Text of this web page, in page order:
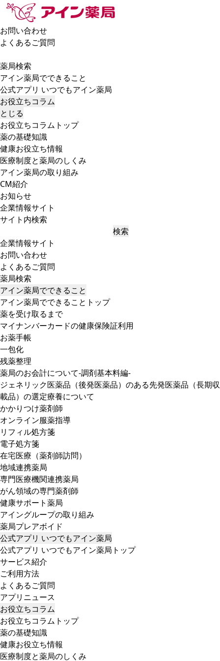
お問い合わせ
よくあるご質問
薬局検索
アイン薬局でできること
公式アプリ いつでもアイン薬局
お役立ちコラム
とじる
お役立ちコラムトップ
薬の基礎知識
健康お役立ち情報
医療制度と薬局のしくみ
アイン薬局の取り組み
CM紹介
お知らせ
企業情報サイト
サイト内検索
検索
企業情報サイト
お問い合わせ
よくあるご質問
薬局検索
アイン薬局でできること
アイン薬局でできることトップ
薬を受け取るまで
マイナンバーカードの健康保険証利用
お薬手帳
一包化
残薬整理
薬局のお会計について-調剤基本料編-
ジェネリック医薬品（後発医薬品）のある先発医薬品（長期収
載品）の選定療養について
かかりつけ薬剤師
オンライン服薬指導
リフィル処方箋
電子処方箋
在宅医療（薬剤師訪問）
地域連携薬局
専門医療機関連携薬局
がん領域の専門薬剤師
健康サポート薬局
アイングループの取り組み
薬局プレアボイド
公式アプリ いつでもアイン薬局
公式アプリ いつでもアイン薬局トップ
サービス紹介
ご利用方法
よくあるご質問
アプリニュース
お役立ちコラム
お役立ちコラムトップ
薬の基礎知識
健康お役立ち情報
医療制度と薬局のしくみ